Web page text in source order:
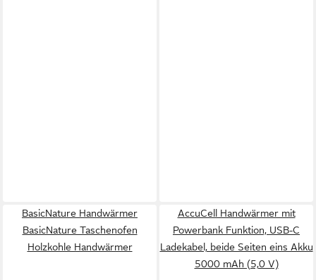
BasicNature Handwärmer
BasicNature Taschenofen
Holzkohle Handwärmer
AccuCell Handwärmer mit
Powerbank Funktion, USB-C
Ladekabel, beide Seiten eins Akku
5000 mAh (5,0 V)